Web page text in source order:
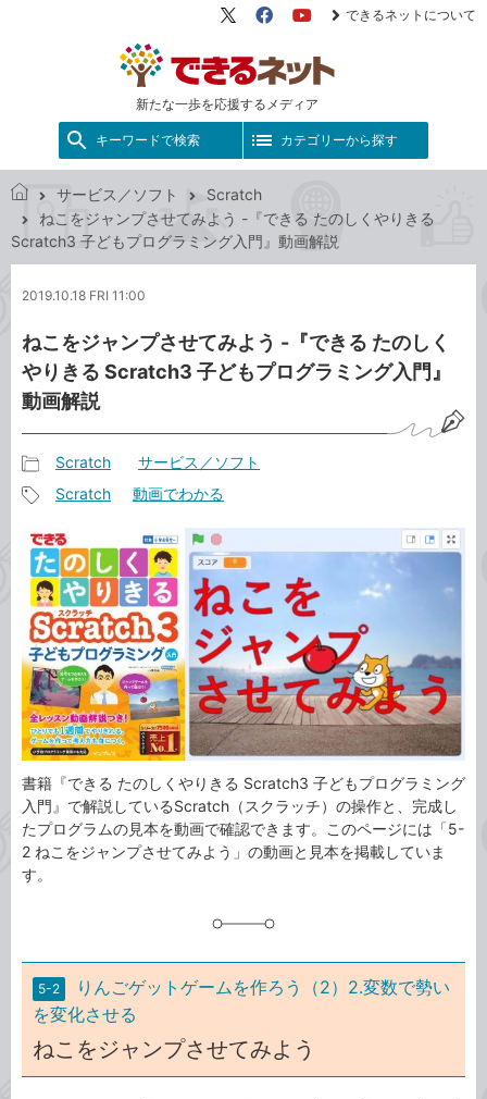
新たな一歩を応援するメディア
X（旧
FacebookYouTube
できるネットについて
キーワードで検索 カテゴリーから探す
で
き
ッ
サービス／ソフト
Scratch
ねこをジャンプさせてみよう -『できる たのしくやりきる
Scratch3 子どもプログラミング入門』動画解説
2019.10.18 FRI 11:00
ねこをジャンプさせてみよう -『できる たのしく
やりきる Scratch3 子どもプログラミング入門』
動画解説
事
カ
テ
ゴ
リ
Scratch サービス／ソフト
事
タ
グ
Scratch 動画でわかる
書籍『できる たのしくやりきる Scratch3 子どもプログラミング
入門』で解説しているScratch（スクラッチ）の操作と、完成し
たプログラムの見本を動画で確認できます。このページには「5-
2 ねこをジャンプさせてみよう」の動画と見本を掲載していま
す。
5-2
りんごゲットゲームを作ろう（2）2.変数で勢い
を変化させる
ねこをジャンプさせてみよう